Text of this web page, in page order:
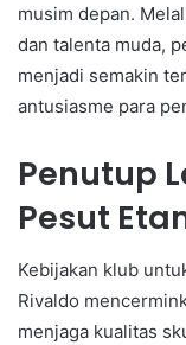
musim depan.
dan talenta muda,
menjadi semakin
antusiasme para
Penutup
Pesut
Kebijakan klub
Rivaldo
menjaga kualitas